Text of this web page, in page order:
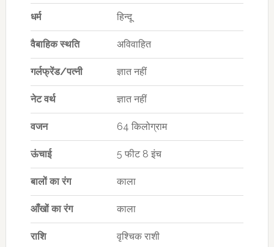
धर्म हिन्दू
वैबाहिक स्थति अविवाहित
गर्लफ्रेंड/पत्नी ज्ञात नहीं
नेट वर्थ ज्ञात नहीं
वजन 64 किलोग्राम
ऊंचाई 5 फीट 8 इंच
बालों का रंग काला
आँखों का रंग काला
राशि वृश्चिक राशी